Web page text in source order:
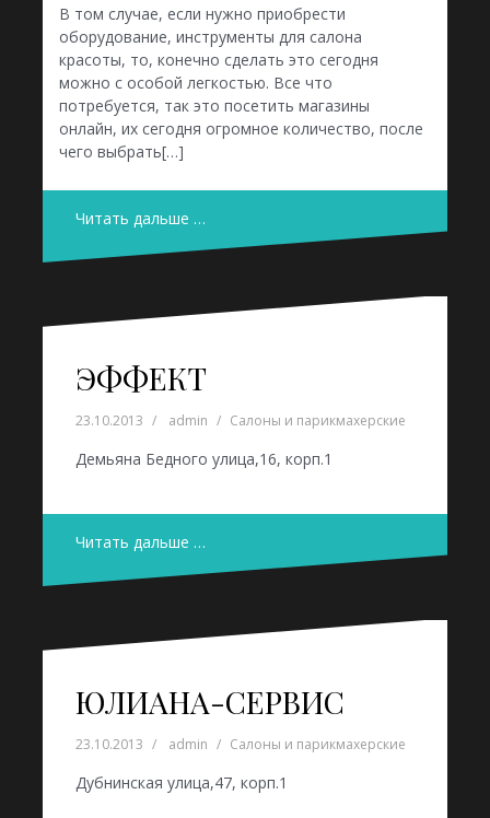
В том случае, если нужно приобрести
оборудование, инструменты для салона
красоты, то, конечно сделать это сегодня
можно с особой легкостью. Все что
потребуется, так это посетить магазины
онлайн, их сегодня огромное количество, после
чего выбрать[…]
Читать дальше …
ЭФФЕКТ
23.10.2013 admin Салоны и парикмахерские
Демьяна Бедного улица,16, корп.1
Читать дальше …
ЮЛИАНА-СЕРВИС
23.10.2013 admin Салоны и парикмахерские
Дубнинская улица,47, корп.1